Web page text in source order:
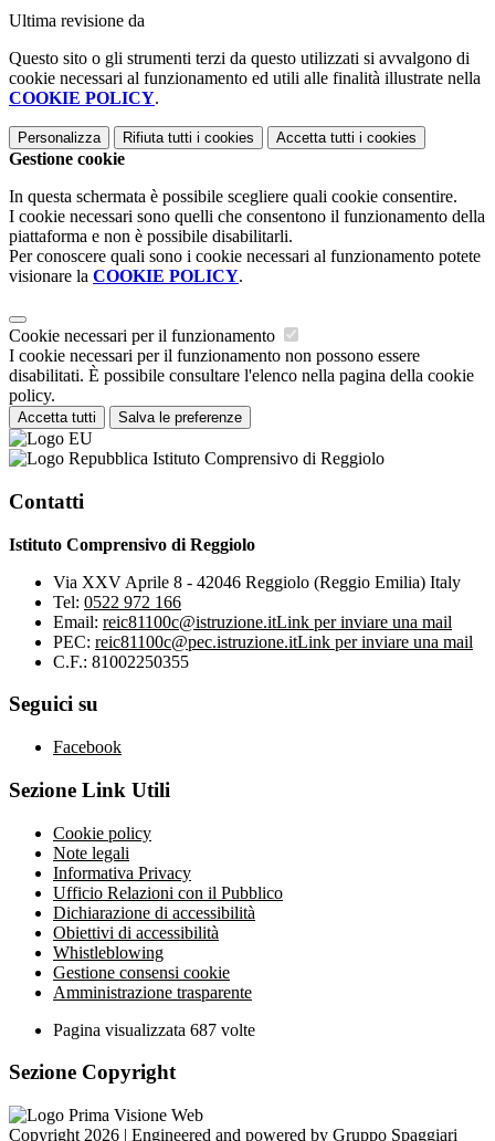
Ultima revisione da
Questo sito o gli strumenti terzi da questo utilizzati si avvalgono di
cookie necessari al funzionamento ed utili alle finalità illustrate nella
COOKIE POLICY.
Personalizza Rifiuta tutti i cookies Accetta tutti i cookies
Gestione cookie
In questa schermata è possibile scegliere quali cookie consentire.
I cookie necessari sono quelli che consentono il funzionamento della
piattaforma e non è possibile disabilitarli.
Per conoscere quali sono i cookie necessari al funzionamento potete
visionare la COOKIE POLICY.
Cookie necessari per il funzionamento
I cookie necessari per il funzionamento non possono essere
disabilitati. È possibile consultare l'elenco nella pagina della cookie
policy.
Accetta tutti Salva le preferenze
Istituto Comprensivo di Reggiolo
Contatti
Istituto Comprensivo di Reggiolo
Via XXV Aprile 8 - 42046 Reggiolo (Reggio Emilia) Italy
Tel: 0522 972 166
Email: reic81100c@istruzione.itLink per inviare una mail
PEC: reic81100c@pec.istruzione.itLink per inviare una mail
C.F.: 81002250355
Seguici su
Facebook
Sezione Link Utili
Cookie policy
Note legali
Informativa Privacy
Ufficio Relazioni con il Pubblico
Dichiarazione di accessibilità
Obiettivi di accessibilità
Whistleblowing
Gestione consensi cookie
Amministrazione trasparente
Pagina visualizzata 687 volte
Sezione Copyright
Copyright 2026 | Engineered and powered by Gruppo Spaggiari